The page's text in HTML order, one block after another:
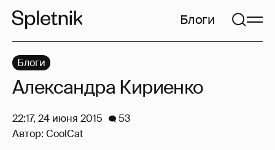
Блоги
Блоги
Александра Кириенко
22:17, 24 июня 2015
53
Автор: CoolCat